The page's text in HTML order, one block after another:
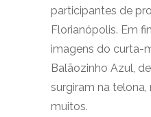
participantes de
Florianópolis. Em
imagens do curta-
Balãozinho Azul,
surgiram na
muitos.